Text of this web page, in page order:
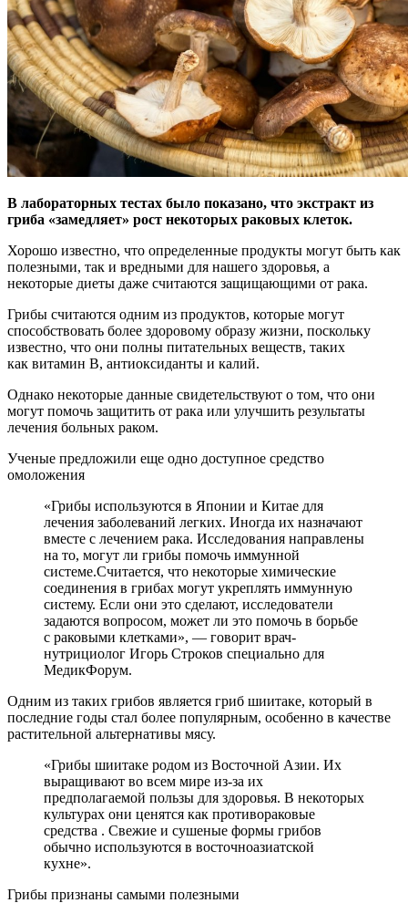
В лабораторных тестах было показано, что экстракт из
гриба «замедляет» рост некоторых раковых клеток.
Хорошо известно, что определенные продукты могут быть как
полезными, так и вредными для нашего здоровья, а
некоторые диеты даже считаются защищающими от рака.
Грибы считаются одним из продуктов, которые могут
способствовать более здоровому образу жизни, поскольку
известно, что они полны питательных веществ, таких
как витамин B, антиоксиданты и калий.
Однако некоторые данные свидетельствуют о том, что они
могут помочь защитить от рака или улучшить результаты
лечения больных раком.
Ученые предложили еще одно доступное средство
омоложения
«Грибы используются в Японии и Китае для
лечения заболеваний легких. Иногда их назначают
вместе с лечением рака. Исследования направлены
на то, могут ли грибы помочь иммунной
системе.Считается, что некоторые химические
соединения в грибах могут укреплять иммунную
систему. Если они это сделают, исследователи
задаются вопросом, может ли это помочь в борьбе
с раковыми клетками», — говорит врач-
нутрициолог Игорь Строков специально для
МедикФорум.
Одним из таких грибов является гриб шиитаке, который в
последние годы стал более популярным, особенно в качестве
растительной альтернативы мясу.
«Грибы шиитаке родом из Восточной Азии. Их
выращивают во всем мире из-за их
предполагаемой пользы для здоровья. В некоторых
культурах они ценятся как противораковые
средства . Свежие и сушеные формы грибов
обычно используются в восточноазиатской
кухне».
Грибы признаны самыми полезными